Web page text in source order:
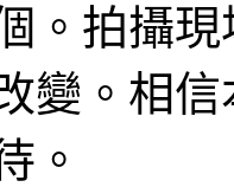
。拍攝
變。相
。